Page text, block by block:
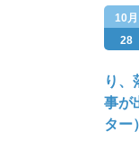
10月
28
り、
事が
ター）